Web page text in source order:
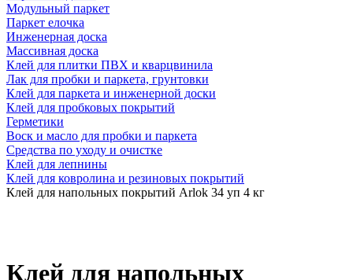
Модульный паркет
Паркет елочка
Инженерная доска
Массивная доска
Клей для плитки ПВХ и кварцвинила
Лак для пробки и паркета, грунтовки
Клей для паркета и инженерной доски
Клей для пробковых покрытий
Герметики
Воск и масло для пробки и паркета
Средства по уходу и очистке
Клей для лепнины
Клей для ковролина и резиновых покрытий
Клей для напольных покрытий Arlok 34 уп 4 кг
Клей для напольных